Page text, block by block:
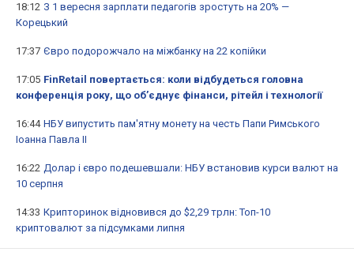
18:12 З 1 вересня зарплати педагогів зростуть на 20% —
Корецький
17:37 Євро подорожчало на міжбанку на 22 копійки
17:05 FinRetail повертається: коли відбудеться головна
конференція року, що об’єднує фінанси, рітейл і технології
16:44 НБУ випустить пам'ятну монету на честь Папи Римського
Іоанна Павла II
16:22 Долар і євро подешевшали: НБУ встановив курси валют на
10 серпня
14:33 Крипторинок відновився до $2,29 трлн: Топ-10
криптовалют за підсумками липня